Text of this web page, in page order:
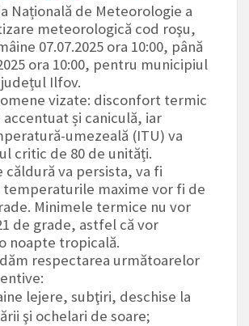
Națională de Meteorologie a
meteorologică cod roşu,
07.07.2025 ora 10:00, până
ora 10:00, pentru municipiul
Ilfov.
vizate: disconfort termic
și caniculă, iar
umezeală (ITU) va
critic de 80 de unități.
căldură va persista, va fi
temperaturile maxime vor fi de
Minimele termice nu vor
de grade, astfel că vor
noapte tropicală.
respectarea următoarelor
lejere, subţiri, deschise la
şi ochelari de soare;